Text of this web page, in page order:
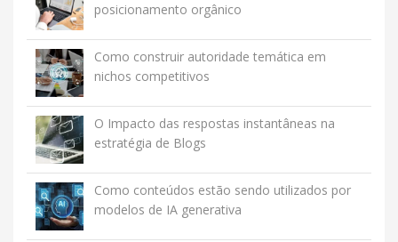
posicionamento orgânico
Como construir autoridade temática em
nichos competitivos
O Impacto das respostas instantâneas na
estratégia de Blogs
Como conteúdos estão sendo utilizados por
modelos de IA generativa